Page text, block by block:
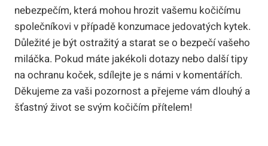
nebezpečím, která mohou hrozit vašemu kočičímu
společníkovi v případě konzumace jedovatých kytek.
Důležité je být ostražitý a starat se o bezpečí vašeho
miláčka. Pokud máte jakékoli dotazy nebo další tipy
na ochranu koček, sdílejte je s námi v komentářích.
Děkujeme za vaši pozornost a přejeme vám dlouhý a
šťastný život se svým kočičím přítelem!